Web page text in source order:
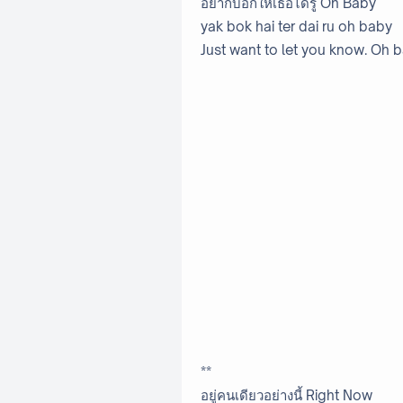
อยากบอกให้เธอได้รู้ Oh Baby
yak bok hai ter dai ru oh baby
Just want to let you know. Oh
**
อยู่คนเดียวอย่างนี้ Right Now